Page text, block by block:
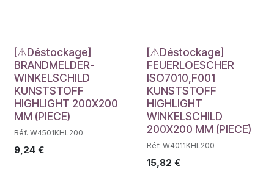
Déstockage
[⚠Déstockage]
BRANDMELDER-
WINKELSCHILD
KUNSTSTOFF
HIGHLIGHT 200X200
MM (PIECE)
Réf. W4501KHL200
9,24 €
Déstockage
[⚠Déstockage]
FEUERLOESCHER
ISO7010,F001
KUNSTSTOFF
HIGHLIGHT
WINKELSCHILD
200X200 MM (PIECE)
Réf. W4011KHL200
15,82 €